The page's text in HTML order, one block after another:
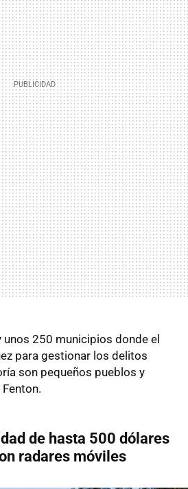
unos 250 municipios donde el
para gestionar los delitos
son pequeños pueblos y
de hasta 500 dólares
radares móviles